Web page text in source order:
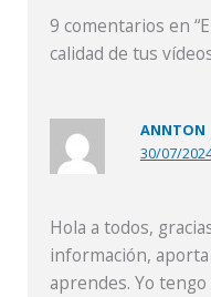
9 comentarios en
calidad de tus
ANNTON
30/07/
Hola a todos,
información,
aprendes. Yo